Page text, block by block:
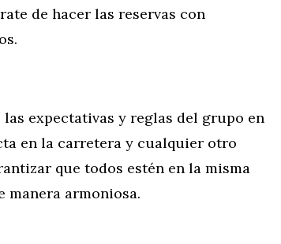
de hacer las reservas con
expectativas y reglas del grupo en
en la carretera y cualquier otro
que todos estén en la misma
manera armoniosa.